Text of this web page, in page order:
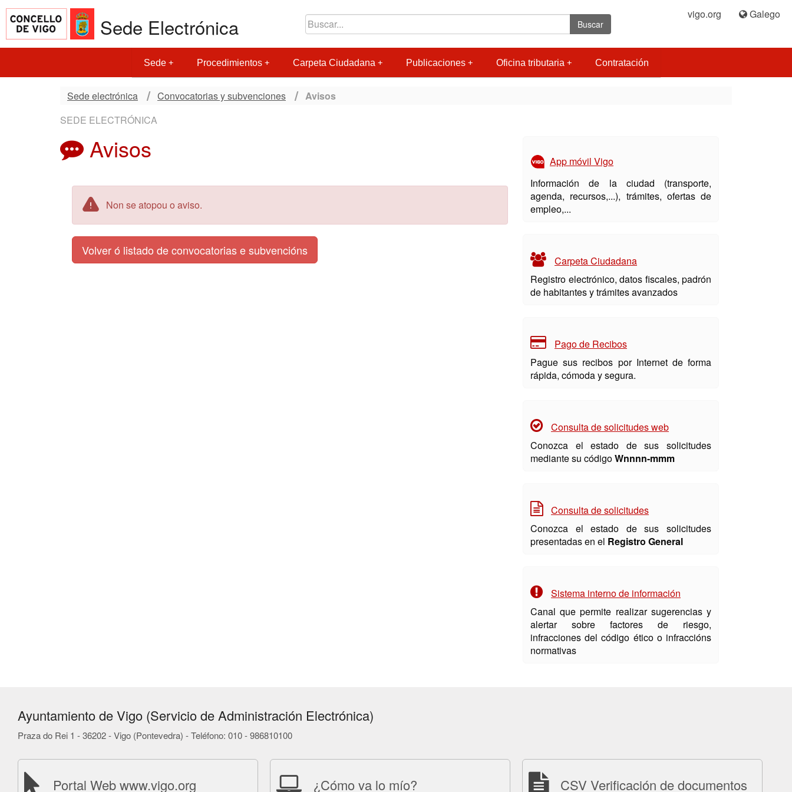
Sede Electrónica Buscar
vigo.org Galego
Sede Procedimientos Carpeta Ciudadana Publicaciones Oficina tributaria Contratación
Sede electrónica Convocatorias y subvenciones
Avisos
SEDE ELECTRÓNICA
Avisos
Non se atopou o aviso.
Volver ó listado de convocatorias e subvencións
App móvil Vigo
Información de la ciudad (transporte,
agenda, recursos,...), trámites, ofertas de
empleo,...
Carpeta Ciudadana
Registro electrónico, datos fiscales, padrón
de habitantes y trámites avanzados
Pago de Recibos
Pague sus recibos por Internet de forma
rápida, cómoda y segura.
Consulta de solicitudes web
Conozca el estado de sus solicitudes
mediante su códigoWnnnn-mmm
Consulta de solicitudes
Conozca el estado de sus solicitudes
presentadas en el Registro General
Sistema interno de información
Canal que permite realizar sugerencias y
alertar sobre factores de riesgo,
infracciones del código ético o infraccións
normativas
Ayuntamiento de Vigo (Servicio de Administración Electrónica)
Praza do Rei 1 - 36202 - Vigo (Pontevedra) - Teléfono: 010 - 986810100
Portal Web www.vigo.org ¿Cómo va lo mío? CSV Verificación de documentos